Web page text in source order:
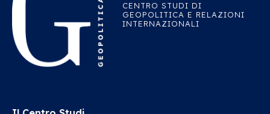
CENTRO STUDI DI
GEOPOLITICA E RELAZIONI
INTERNAZIONALI